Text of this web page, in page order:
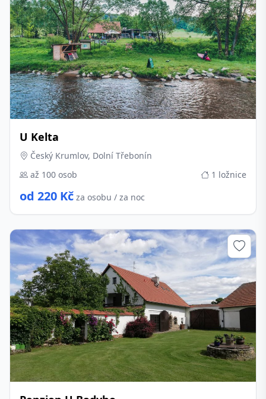
U Kelta
Český Krumlov, Dolní Třebonín
až 100 osob
1 ložnice
od 220 Kč za osobu / za noc